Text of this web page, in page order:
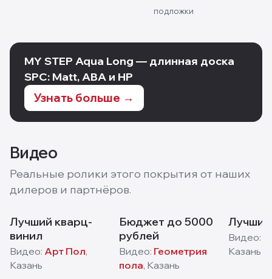
подложки
MY STEP Aqua Long — длинная доска
SPC: Matt, ABA и HP
Узнать больше →
Видео
Реальные ролики этого покрытия от наших
дилеров и партнёров.
Лучший кварц-
винил
Видео: Арт Пол,
Казань
Бюджет до 5000
рублей
Видео: Геометрия
пола, Казань
Лучший
Видео:
Казань